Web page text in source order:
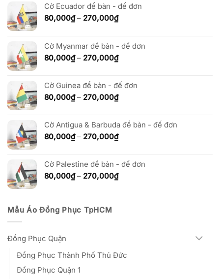
Cờ Ecuador để bàn - đế đơn
80,000₫ – 270,000₫Khoảng
80,000₫
đến
270,000₫
Cờ Myanmar để bàn - đế đơn
80,000₫ – 270,000₫Khoảng
80,000₫
đến
270,000₫
Cờ Guinea để bàn - đế đơn
80,000₫ – 270,000₫Khoảng
80,000₫
đến
270,000₫
Cờ Antigua & Barbuda để bàn - đế đơn
80,000₫ – 270,000₫Khoảng
80,000₫
đến
270,000₫
Cờ Palestine để bàn - đế đơn
80,000₫ – 270,000₫Khoảng
Mẫu Áo Đồng Phục TpHCM
Đồng Phục Quận
Đồng Phục Thành Phố Thủ Đức
Đồng Phục Quận 1